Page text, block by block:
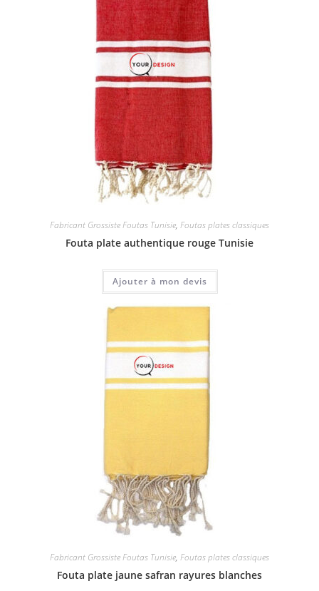
Fabricant Grossiste Foutas Tunisie, Foutas plates classiques
Fouta plate authentique rouge Tunisie
Ajouter à mon devis
Fabricant Grossiste Foutas Tunisie, Foutas plates classiques
Fouta plate jaune safran rayures blanches